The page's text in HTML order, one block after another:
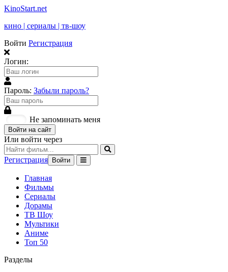
KinoStart.net
кино | сериалы | тв-шоу
Войти Регистрация
Логин:
Пароль: Забыли пароль?
Не запоминать меня
Войти на сайт
Или войти через
Регистрация Войти
Главная
Фильмы
Сериалы
Дорамы
ТВ Шоу
Мультики
Аниме
Топ 50
Разделы